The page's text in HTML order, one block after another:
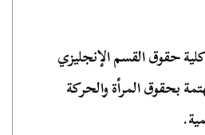
حقوق القسم الإنجليزي
بحقوق المرأة والحركة